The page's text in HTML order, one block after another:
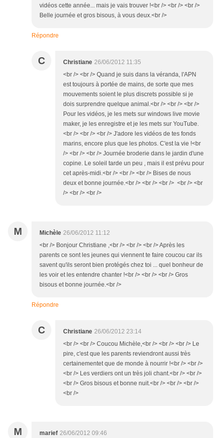
vidéos cette année... mais je vais trouver !<br /> <br /> <br />
Belle journée et gros bisous, à vous deux.<br />
Répondre
C Christiane 26/06/2012 11:35
<br /> <br /> Quand je suis dans la véranda, l'APN
est toujours à portée de mains, de sorte que mes
mouvements soient le plus discrets possible si je
dois surprendre quelque animal.<br /> <br /> <br />
Pour les vidéos, je les mets sur windows live movie
maker, je les enregistre et je les mets sur YouTube.
<br /> <br /> <br /> J'adore les vidéos de tes fonds
marins, encore plus que les photos. C'est la vie !<br
/> <br /> <br /> Journée broderie dans le jardin d'une
copine. Le soleil tarde un peu , mais il est prévu pour
cet après-midi.<br /> <br /> <br /> Bises de nous
deux et bonne journée.<br /> <br /> <br /> <br /> <br
/> <br /> <br />
M Michèle 26/06/2012 11:12
<br /> Bonjour Christiane ,<br /> <br /> <br /> Après les
parents ce sont les jeunes qui viennent te faire coucou car ils
savent qu'ils seront bien protégés chez toi ... quel bonheur de
les voir et les entendre chanter !<br /> <br /> <br /> Gros
bisous et bonne journée.<br />
Répondre
C Christiane 26/06/2012 23:14
<br /> <br /> Coucou Michèle,<br /> <br /> <br /> Le
pire, c'est que les parents reviendront aussi très
certainementet que de monde à nourrir !<br /> <br />
<br /> Les verdiers ont un très joli chant.<br /> <br />
<br /> Gros bisous et bonne nuit.<br /> <br /> <br />
<br />
M marief 26/06/2012 09:46